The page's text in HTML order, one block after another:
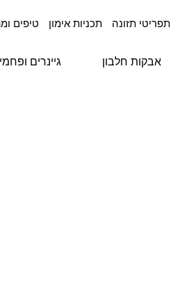
תפריטי תזונה תכניות אימון טיפים
אבקות חלבון גיינרים